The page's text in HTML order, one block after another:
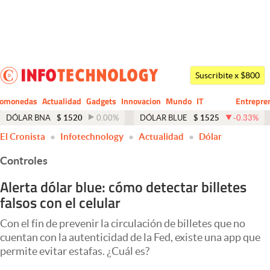
Dólar
Economía y Política
Finanzas y Mercados
Mercados Online
Negocios
Columnistas
Otras secciones
Apertura
Suscribite x $800
Actualidad Gadgets Innovacion Mundo
CIO
IT
Business
DÓLAR BNA $ 1520 0.00% DÓLAR BLUE $ 1525 -0.33%
El Cronista Infotechnology Actualidad Dólar
Controles
Alerta dólar blue: cómo detectar billetes
falsos con el celular
Con el fin de prevenir la circulación de billetes que no
cuentan con la autenticidad de la Fed, existe una app que
permite evitar estafas. ¿Cuál es?